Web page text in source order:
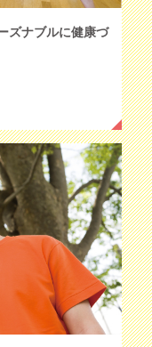
ズナブルに健康づ